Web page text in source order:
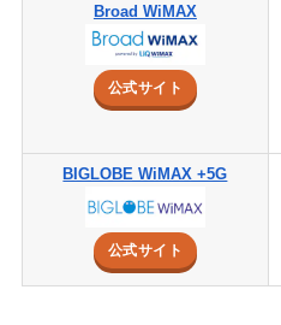
Broad WiMAX
公式サイト
BIGLOBE WiMAX +5G
公式サイト